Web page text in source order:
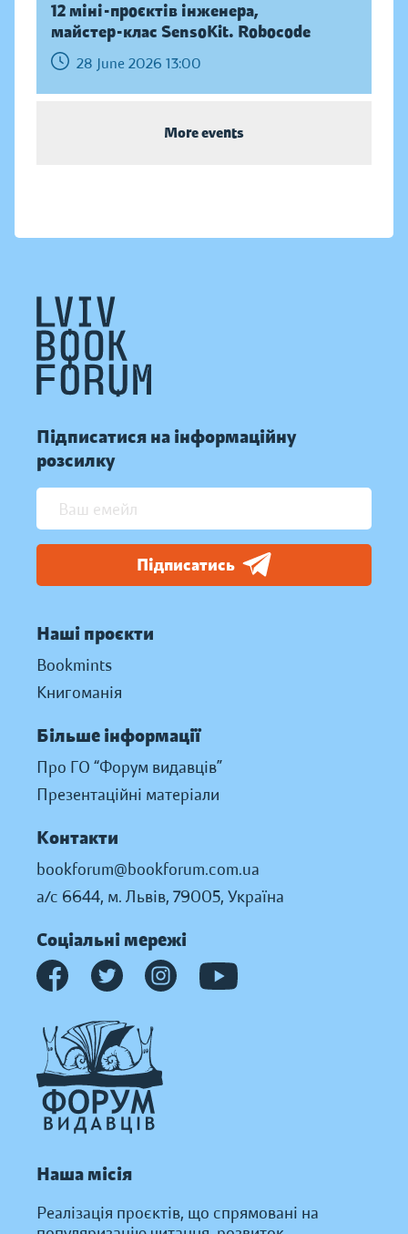
12 міні-проєктів інженера,
майстер-клас SensoKit. Robocode
28 June 2026 13:00
More events
Підписатися на інформаційну
розсилку
Підписатись
Наші проєкти
Bookmints
Книгоманія
Більше інформації
Про ГО “Форум видавців”
Презентаційні матеріали
Контакти
bookforum@bookforum.com.ua
а/с 6644, м. Львів, 79005, Україна
Соціальні мережі
Наша місія
Реалізація проєктів, що спрямовані на